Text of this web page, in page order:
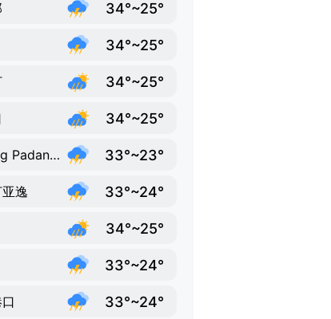
34°~25°
34°~25°
34°~25°
34°~25°
Kampung Padang Terap 33°~23°
逸 33°~24°
34°~25°
33°~24°
33°~24°